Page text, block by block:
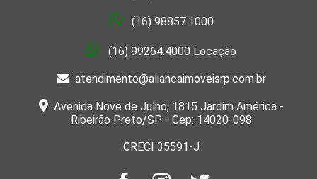
(16) 98857.1000
(16) 99264.4000 Locação
atendimento@aliancaimoveisrp.com.br
Avenida Nove de Julho, 1815 Jardim América -
Ribeirão Preto/SP - Cep: 14020-098
CRECI 35591-J